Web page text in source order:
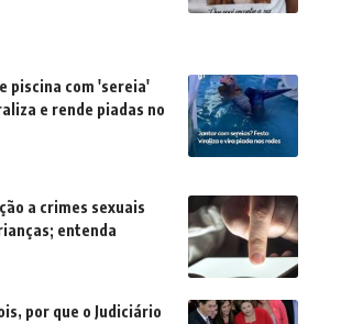
piscina com 'sereia'
e rende piadas no
a crimes sexuais
entenda
por que o Judiciário